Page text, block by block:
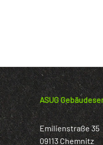
ASUG
Emilienstraße 35
09113 Chemnitz